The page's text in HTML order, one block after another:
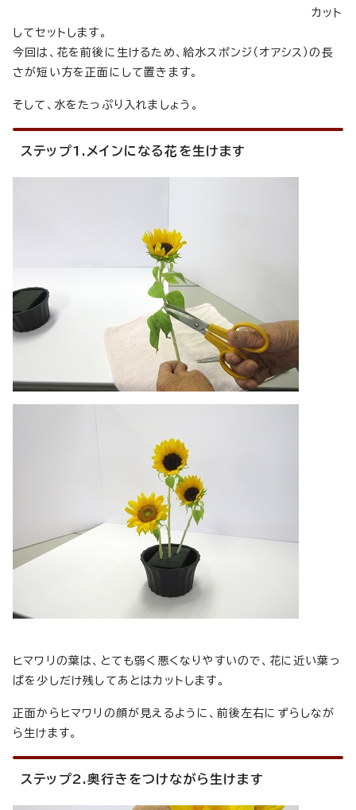
カット
してセットします。
今回は、花を前後に生けるため、給水スポンジ（オアシス）の長
さが短い方を正面にして置きます。
そして、水をたっぷり入れましょう。
ステップ1.メインになる花を生けます
ヒマワリの葉は、とても弱く悪くなりやすいので、花に近い葉っ
ぱを少しだけ残してあとはカットします。
正面からヒマワリの顔が見えるように、前後左右にずらしなが
ら生けます。
ステップ2.奥行きをつけながら生けます